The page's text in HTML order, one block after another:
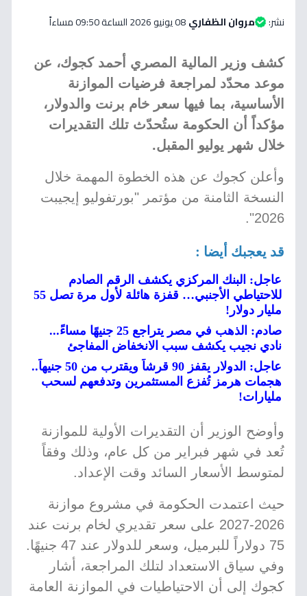
نشر: مروان الظفاري08 يونيو 2026 الساعة 09:50 مساءاً
كشف وزير المالية المصري أحمد كجوك، عن
موعد محدّد لمراجعة فرضيات الموازنة
الأساسية، بما فيها سعر خام برنت والدولار،
مؤكداً أن الحكومة ستُحدّث تلك التقديرات
خلال شهر يوليو المقبل.
وأعلن كجوك عن هذه الخطوة المهمة خلال
النسخة الثامنة من مؤتمر "بورتفوليو إيجيبت
2026".
قد يعجبك أيضا :
عاجل: البنك المركزي يكشف الرقم الصادم
للاحتياطي الأجنبي… قفزة هائلة لأول مرة تصل 55
مليار دولار!
صادم: الذهب في مصر يتراجع 25 جنيهًا مساءً...
نادي نجيب يكشف سبب الانخفاض المفاجئ
عاجل: الدولار يقفز 90 قرشاً ويقترب من 50 جنيهاً..
هجمات هرمز تُفزع المستثمرين وتدفعهم لسحب
مليارات!
وأوضح الوزير أن التقديرات الأولية للموازنة
تُعد في شهر فبراير من كل عام، وذلك وفقاً
لمتوسط الأسعار السائد وقت الإعداد.
حيث اعتمدت الحكومة في مشروع موازنة
2026-2027 على سعر تقديري لخام برنت عند
75 دولاراً للبرميل، وسعر للدولار عند 47 جنيهًا.
وفي سياق الاستعداد لتلك المراجعة، أشار
كجوك إلى أن الاحتياطيات في الموازنة العامة